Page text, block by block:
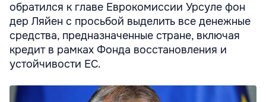
обратился к главе Еврокомиссии Урсуле фон
дер Ляйен с просьбой выделить все денежные
средства, предназначенные стране, включая
кредит в рамках Фонда восстановления и
устойчивости ЕС.